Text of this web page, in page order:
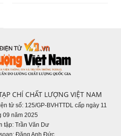
CHÍ CHẤT LƯỢNG VIỆT NAM
tử số: 125/GP-BVHTTDL cấp ngày 11
09 năm 2025
tập: Trần Văn Dư